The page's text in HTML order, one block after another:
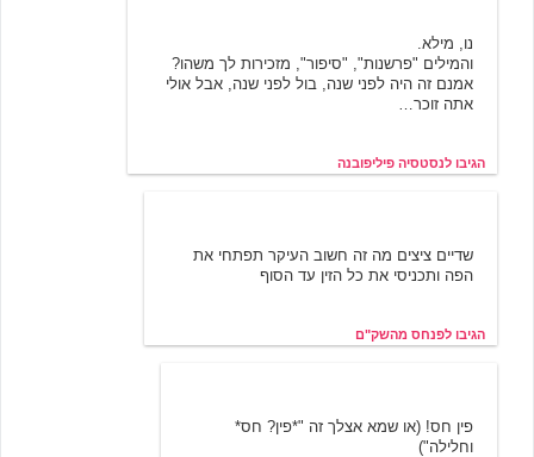
נו, מילא.
והמילים "פרשנות", "סיפור", מזכירות לך משהו?
אמנם זה היה לפני שנה, בול לפני שנה, אבל אולי
אתה זוכר…
הגיבו לנסטסיה פיליפובנה
שדיים ציצים מה זה חשוב העיקר תפתחי את
הפה ותכניסי את כל הזין עד הסוף
הגיבו לפנחס מהשק"ם
פין חס! (או שמא אצלך זה "*פין? חס*
וחלילה")